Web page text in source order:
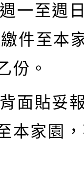
一至週
件至本
份。
面貼妥
本家園